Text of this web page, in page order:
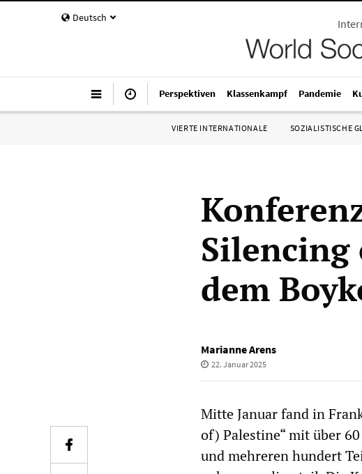
Deutsch
Perspektiven Klassenkampf Pandemie
VIERTE INTERNATIONALE SOZIALISTISCHE
dem
Marianne Arens
22. Januar 2025
Mitte Januar fand in
of) Palestine“ mit über
und mehreren hundert